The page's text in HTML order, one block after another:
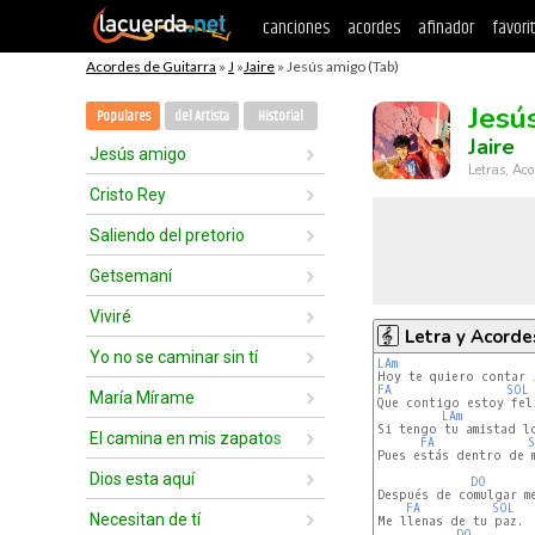
canciones acordes afinador
Acordes de Guitarra » J »Jaire » Jesús amigo (Tab)
Populares del Artista Historial
Jesús amigo
Cristo Rey
Saliendo del pretorio
Getsemaní
Viviré
Yo no se caminar sin tí
María Mírame
El camina en mis zapatos
Dios esta aquí
Necesitan de tí
Jaire
Letras,
Letra y
LAm
FA
SOL
Que contigo estoy
LAm
Si tengo tu amistad
FA
Pues estás dentro de
DO
Después de comulgar
FA
SOL
Me llenas de tu paz.